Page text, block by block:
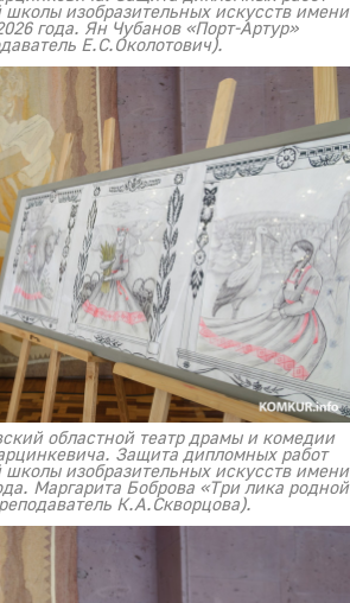
школы изобразительных искусств имени
года. Ян Чубанов «Порт-Артур»
Е.С.Околотович).
областной театр драмы и комедии
Защита дипломных работ
школы изобразительных искусств имени
Маргарита Боброва «Три лика родной
К.А.Скворцова).